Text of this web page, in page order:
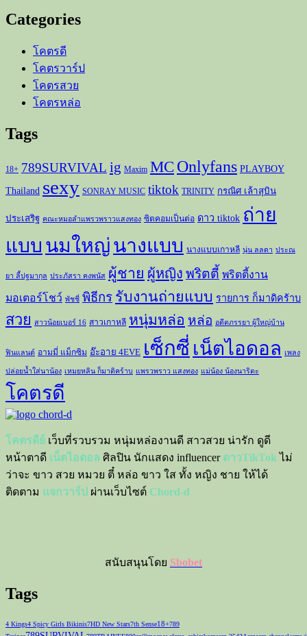
Categories
โคตรดี
โคตรวาร์ป
โคตรสวย
โคตรหล่อ
Tags
18+ 789SURVIVAL ig Maxim MC Onlyfans PLAYBOY
Thailand sexy SONRAY MUSIC tiktok TRINITY กรณิศ เล้าสุบิน
ประเสริฐ คณะหมอลำแพรวพราวแสงทอง ซิตคอมเป็นต่อ ดาว tiktok ถ่าย
แบบ นมใหญ่นางแบบ นางแบบเกาหลี นุ่น ลลดา ประณ
ยา ลี้ปฐมากุล ประภัสรา คงพนัส ผู้ชาย ผู้หญิง พริตตี้ พริตตี้งาน
มอเตอร์โชว์ พัชชี่ พิธีกร รับงานถ่ายแบบ รายการ ก็มาดิคร้าบ
สวย สาวน้อยเบอร์ 16 สาวเกาหลี หนุ่มหล่อ หล่อ อดีตภรรยา ผู้ใหญ่บ้าน
ฟินแลนด์ อามมี่ แม็กซิม อ๊ะอาย 4EVE เซ็กซี่ เน็ตไอดอล เพลง
ปล่อยน้ำใส่นาน้อง เหมยหลิน ก็มาดิคร้าบ แพรวพราว แสงทอง แม่น้อง น้องนาริตะ
โคตรดี
โคตรดีย์ เว็บที่รวบรวม หนุ่มหล่องานดี สาวสวย น่ารัก ดูดี
หน้าตาดี เน็ตไอดอล ศิลปิน นักแสดง influencer ดาวTikTok ไม่
ว่าจะ ขาว สวย หมวย ตี๋ หล่อ ขาว ใส ทั้ง หญิง ชาย ให้ได้
ติดตาม แจกวาร์ป ผ่านเว็บไซต์ Chord-d
สนับสนุนโดย Sbobet
Tags
4 Kings4 Spicy Girls Bikinis7HD New Stars7th Sense18+789